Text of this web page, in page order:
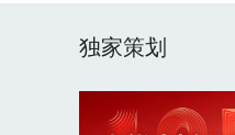
独家策划